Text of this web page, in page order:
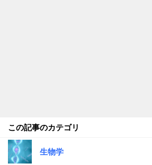
この記事のカテゴリ
生物学